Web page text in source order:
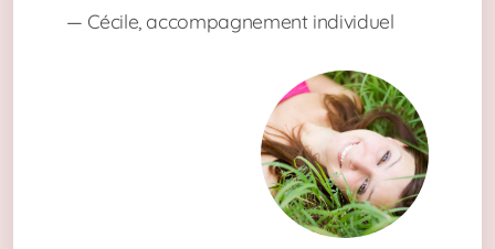
— Cécile, accompagnement individuel